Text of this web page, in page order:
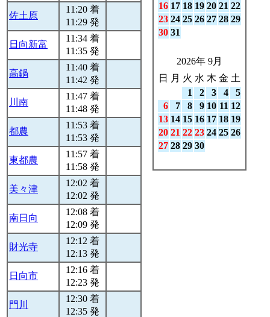
佐土原
11:20 着
11:29 発
日向新富
11:34 着
11:35 発
高鍋
11:40 着
11:42 発
川南
11:47 着
11:48 発
都農
11:53 着
11:53 発
東都農
11:57 着
11:58 発
美々津
12:02 着
12:02 発
南日向
12:08 着
12:09 発
財光寺
12:12 着
12:13 発
日向市
12:16 着
12:23 発
門川
12:30 着
12:35 発
16 17 18 19 20 21 22
23 24 25 26 27 28 29
30 31
2026年 9月
日
月 火 水 木 金 土
1
2 3 4
5
6
7 8 9 10 11 12
13 14 15 16 17 18 19
20 21 22 23 24 25 26
27 28 29 30